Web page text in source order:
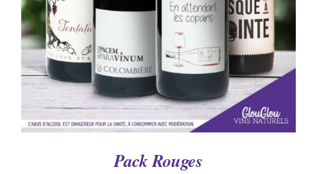
Pack Rouges